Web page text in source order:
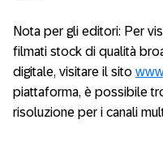
Nota per gli editori: Per
filmati stock di qualità
digitale, visitare il sito
piattaforma, è possibile
risoluzione per i canali